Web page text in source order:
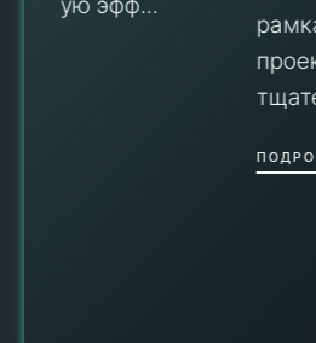
рамках заказанного у
проекта. Наши
тщательно